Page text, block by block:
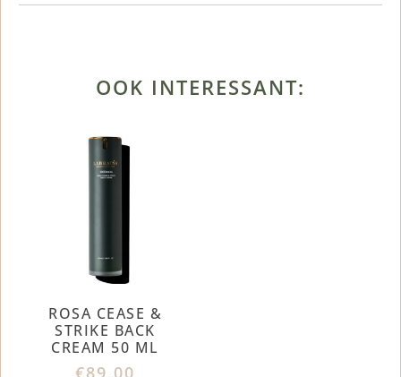
OOK INTERESSANT:
ROSA CEASE &
STRIKE BACK
CREAM 50 ML